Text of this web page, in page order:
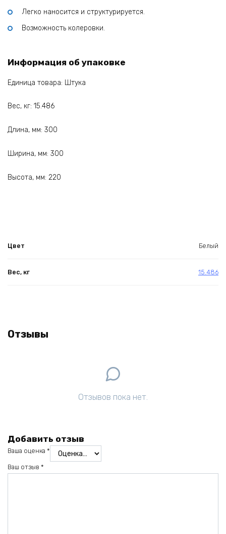
Легко наносится и структурируется.
Возможность колеровки.
Информация об упаковке
Единица товара: Штука
Вес, кг: 15.486
Длина, мм: 300
Ширина, мм: 300
Высота, мм: 220
Цвет Белый
Вес, кг 15.486
Отзывы
Отзывов пока нет.
Добавить отзыв
Ваша оценка *
Ваш отзыв *